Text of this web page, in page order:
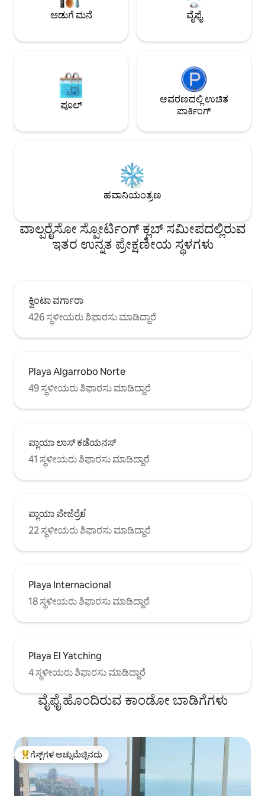
ಈಗಲೇ ಬುಕ್ ಮಾಡಿ ಮತ್ತು ಅನನ್ಯ ಅನುಭವವನ್ನು
(ಏಪ್ರಿಲ್‌ನಿಂದ ಪೂಲ್
ಅಡುಗೆ ಮನೆ ವೈಫೈ
ಪೂಲ್
ಆವರಣದಲ್ಲಿ ಉಚಿತ
ಪಾರ್ಕಿಂಗ್
ಹವಾನಿಯಂತ್ರಣ
ವಾಲ್ಪರೈಸೋ ಸ್ಪೋರ್ಟಿಂಗ್ ಕ್ಲಬ್ ಸಮೀಪದಲ್ಲಿರುವ
ಇತರ ಉನ್ನತ ಪ್ರೇಕ್ಷಣೀಯ ಸ್ಥಳಗಳು
ಕ್ವಿಂಟಾ ವರ್ಗಾರಾ
426 ಸ್ಥಳೀಯರು ಶಿಫಾರಸು ಮಾಡಿದ್ದಾರೆ
Playa Algarrobo Norte
49 ಸ್ಥಳೀಯರು ಶಿಫಾರಸು ಮಾಡಿದ್ದಾರೆ
ಪ್ಲಾಯಾ ಲಾಸ್ ಕಡೆಯನಸ್
41 ಸ್ಥಳೀಯರು ಶಿಫಾರಸು ಮಾಡಿದ್ದಾರೆ
ಪ್ಲಾಯಾ ಪೇಜೆರ್ರೆย์
22 ಸ್ಥಳೀಯರು ಶಿಫಾರಸು ಮಾಡಿದ್ದಾರೆ
Playa Internacional
18 ಸ್ಥಳೀಯರು ಶಿಫಾರಸು ಮಾಡಿದ್ದಾರೆ
Playa El Yatching
4 ಸ್ಥಳೀಯರು ಶಿಫಾರಸು ಮಾಡಿದ್ದಾರೆ
ವೈಫೈ ಹೊಂದಿರುವ ಕಾಂಡೋ ಬಾಡಿಗೆಗಳು
ಗೆಸ್ಟ್‌ಗಳಿಗೆ ಅತಿ ಹೆಚ್ಚು ಅಚ್ಚುಮೆಚ್ಚಿನದು
ಗೆಸ್ಟ್‌ಗಳ ಅಚ್ಚುಮೆಚ್ಚಿನದು